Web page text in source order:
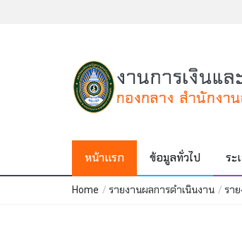
หน้าแรก ข้อมูลทั่วไป ระ
Home / รายงานผลการดำเนินงาน / รา